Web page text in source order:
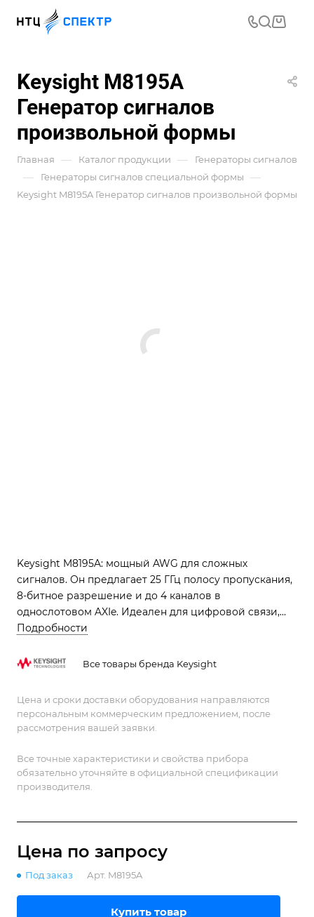
Keysight M8195A
Генератор сигналов
произвольной формы
Главная — Каталог продукции — Генераторы сигналов
— Генераторы сигналов специальной формы —
Keysight M8195A Генератор сигналов произвольной формы
Keysight M8195A: мощный AWG для сложных
сигналов. Он предлагает 25 ГГц полосу пропускания,
8-битное разрешение и до 4 каналов в
однослотовом AXIe. Идеален для цифровой связи,
радаров и исследований, благодаря генерации в
секвенированию.
Подробности
Все товары бренда Keysight
Цена и сроки доставки оборудования направляются
персональным коммерческим предложением, после
рассмотрения вашей заявки.
Все точные характеристики и свойства прибора
обязательно уточняйте в официальной спецификации
производителя.
Цена по запросу
Под заказ Арт. M8195A
Купить товар